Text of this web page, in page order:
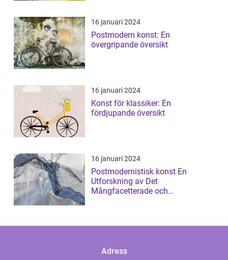
16 januari 2024
Postmodern konst: En
övergripande översikt
16 januari 2024
Konst för klassiker: En
fördjupande översikt
16 januari 2024
Postmodernistisk konst En
Utforskning av Det
Mångfacetterade och
Adress